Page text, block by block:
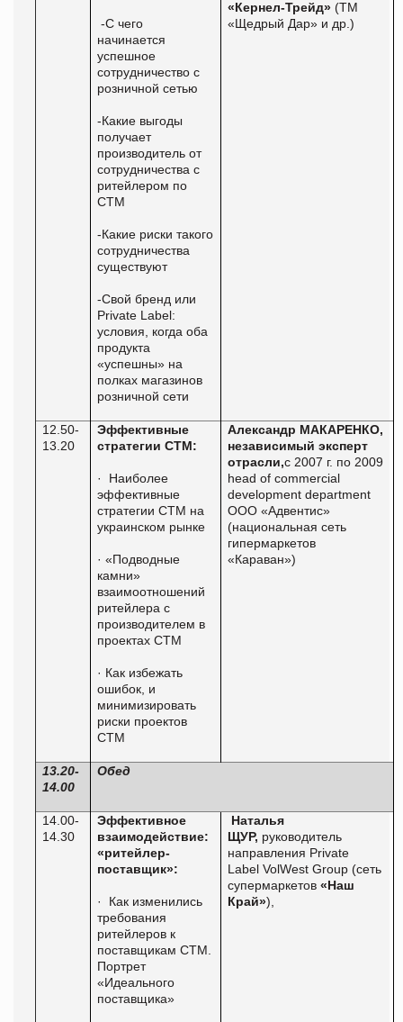
-С чего
начинается
успешное
сотрудничество с
розничной сетью
-Какие выгоды
получает
производитель от
сотрудничества с
ритейлером по
СТМ
-Какие риски такого
сотрудничества
существуют
-Свой бренд или
Private Label:
условия, когда оба
продукта
«успешны» на
полках магазинов
розничной сети
«Кернел-Трейд» (ТМ
«Щедрый Дар» и др.)
12.50-
13.20
Эффективные
стратегии СТМ:
·
Наиболее
эффективные
стратегии СТМ на
украинском рынке
· «Подводные
камни»
взаимоотношений
ритейлера с
производителем в
проектах СТМ
· Как избежать
ошибок, и
минимизировать
риски проектов
СТМ
Александр МАКАРЕНКО,
независимый эксперт
отрасли,с 2007 г. по 2009
head of commercial
development department
ООО «Адвентис»
(национальная сеть
гипермаркетов
«Караван»)
13.20-
14.00
Обед
14.00-
14.30
Эффективное
взаимодействие:
«ритейлер-
поставщик»:
·
Как изменились
требования
ритейлеров к
поставщикам СТМ.
Портрет
«Идеального
поставщика»
Наталья
ЩУР, руководитель
направления Private
LabelVolWest Group (сеть
супермаркетов«Наш
Край»),